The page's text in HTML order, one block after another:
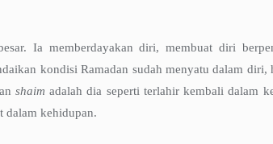
Ia memberdayakan diri, membuat diri
kondisi Ramadan sudah menyatu dalam diri,
shaimadalah dia seperti terlahir kembali dalam
dalam kehidupan.